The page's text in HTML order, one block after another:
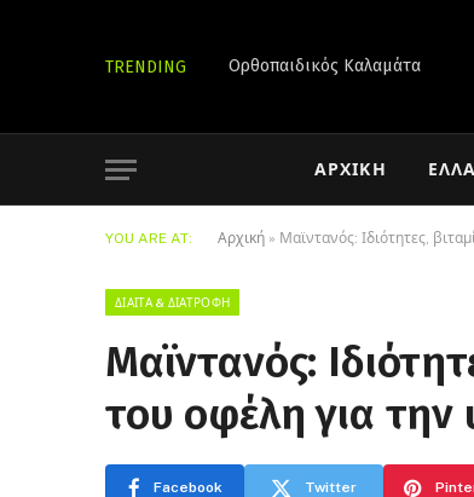
TRENDING Ορθοπαιδικός Καλαμάτα
ΑΡΧΙΚΉ
YOU ARE AT: Αρχική » Μαϊντανός: Ιδιότητες,
ΔΊΑΙΤΑ & ΔΙΑΤΡΟΦΉ
Μαϊντανός:
του οφέλη για
Facebook Twitter